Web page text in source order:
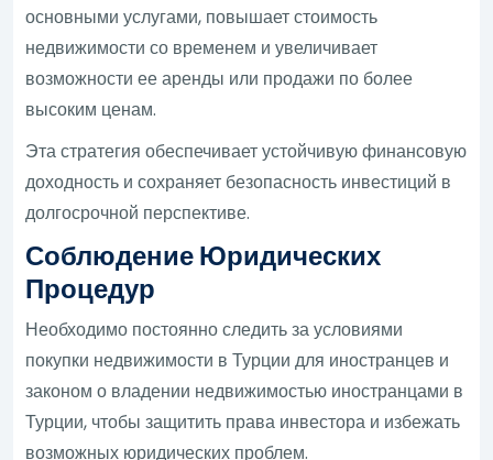
основными услугами, повышает стоимость
недвижимости со временем и увеличивает
возможности ее аренды или продажи по более
высоким ценам.
Эта стратегия обеспечивает устойчивую финансовую
доходность и сохраняет безопасность инвестиций в
долгосрочной перспективе.
Соблюдение Юридических
Процедур
Необходимо постоянно следить за условиями
покупки недвижимости в Турции для иностранцев и
законом о владении недвижимостью иностранцами в
Турции, чтобы защитить права инвестора и избежать
возможных юридических проблем.